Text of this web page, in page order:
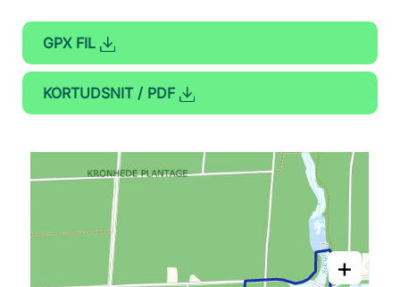
GPX FIL
KORTUDSNIT / PDF
+